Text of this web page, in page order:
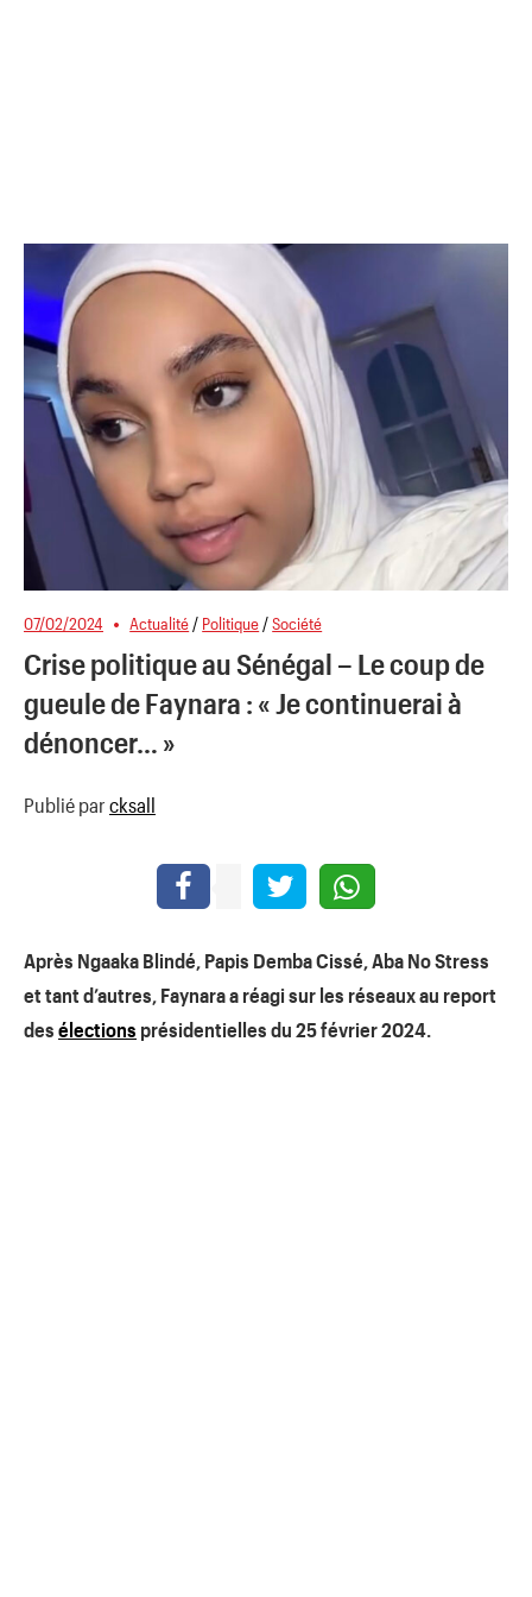
07/02/2024 Actualité / Politique /Société
Crise politique au Sénégal – Le coup de
gueule de Faynara : « Je continuerai à
dénoncer… »
Publié par cksall
Après Ngaaka Blindé, Papis DembaCissé , Aba No Stress
et tant d’autres, Faynaraa réagi sur les réseaux au report
des élections présidentielles du 25 février 2024.